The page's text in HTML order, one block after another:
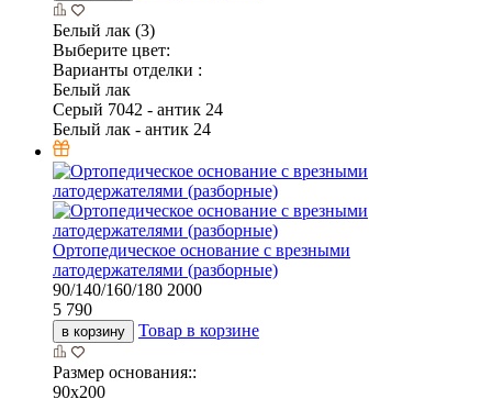
Белый лак (3)
Выберите цвет:
Варианты отделки :
Белый лак
Серый 7042 - антик 24
Белый лак - антик 24
Ортопедическое основание с врезными
латодержателями (разборные)
90/140/160/180 2000
5 790
в корзину Товар в корзине
Размер основания::
90х200